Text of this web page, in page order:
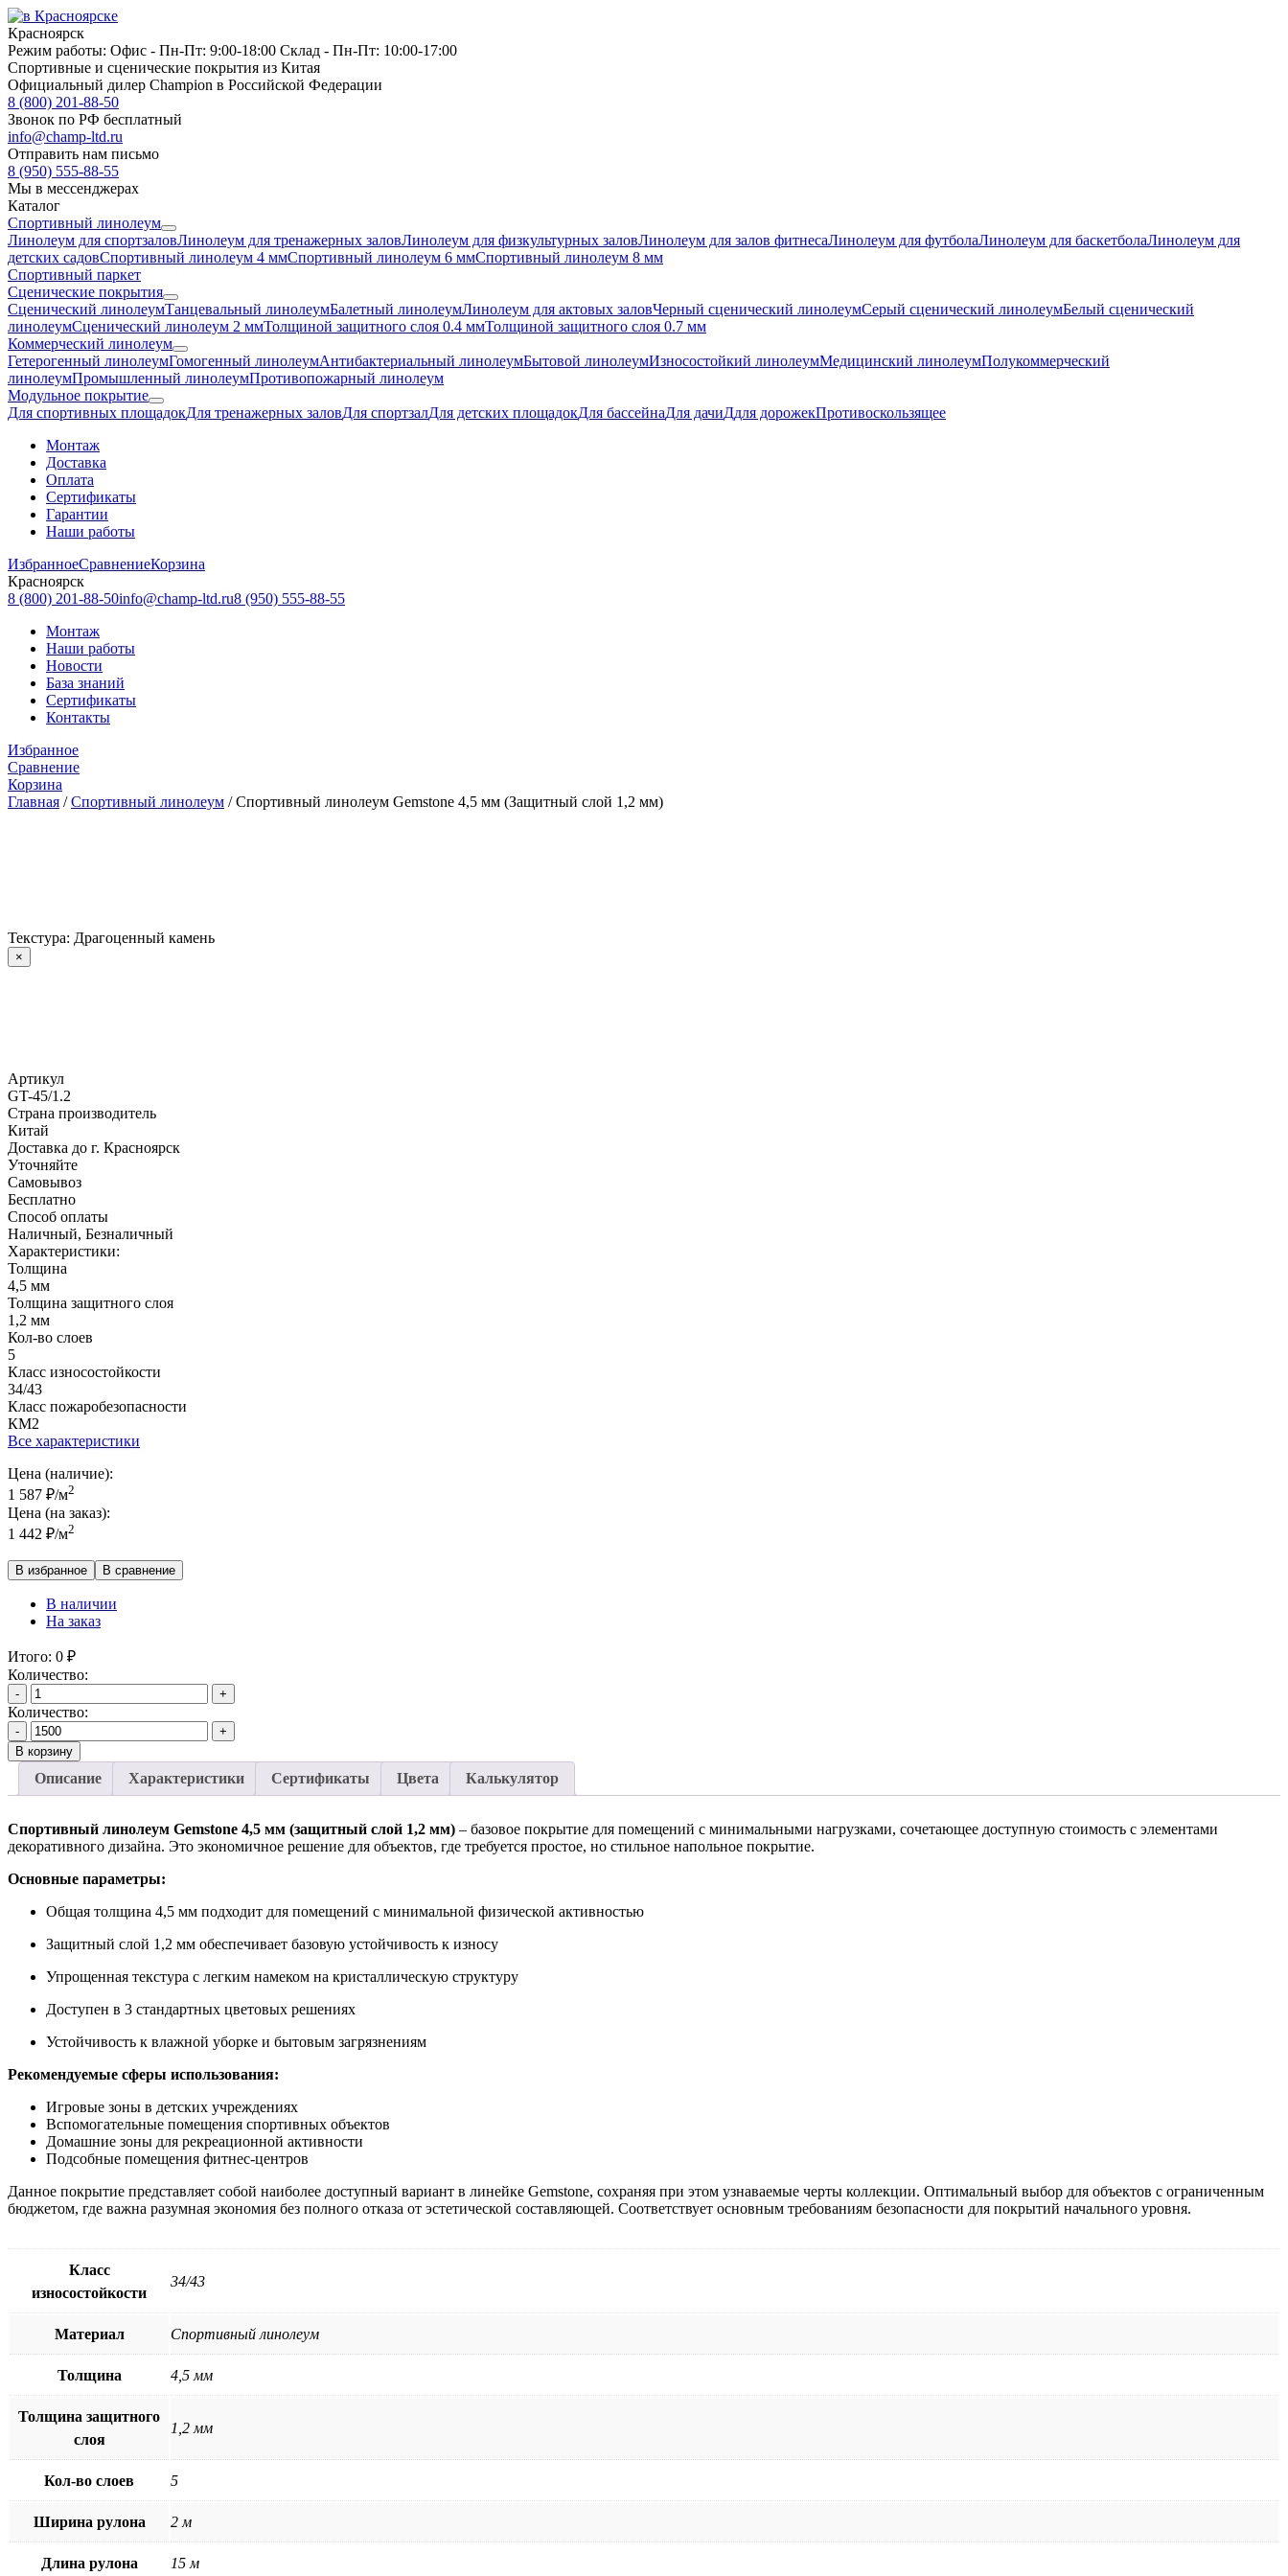
Красноярск
Режим работы: Офис - Пн-Пт: 9:00-18:00 Склад - Пн-Пт: 10:00-17:00
Спортивные и сценические покрытия из Китая
Официальный дилер Champion в Российской Федерации
8 (800) 201-88-50
Звонок по РФ бесплатный
info@champ-ltd.ru
Отправить нам письмо
8 (950) 555-88-55
Мы в мессенджерах
Каталог
Спортивный линолеум
Линолеум для спортзаловЛинолеум для тренажерных заловЛинолеум для физкультурных заловЛинолеум для залов фитнесаЛинолеум для футболаЛинолеум для баскетболаЛинолеум для
детских садовСпортивный линолеум 4 ммСпортивный линолеум 6 ммСпортивный линолеум 8 мм
Спортивный паркет
Сценические покрытия
Сценический линолеумТанцевальный линолеумБалетный линолеумЛинолеум для актовых заловЧерный сценический линолеумСерый сценический линолеумБелый сценический
линолеумСценический линолеум 2 ммТолщиной защитного слоя 0.4 ммТолщиной защитного слоя 0.7 мм
Коммерческий линолеум
Гетерогенный линолеумГомогенный линолеумАнтибактериальный линолеумБытовой линолеумИзносостойкий линолеумМедицинский линолеумПолукоммерческий
линолеумПромышленный линолеумПротивопожарный линолеум
Модульное покрытие
Для спортивных площадокДля тренажерных заловДля спортзалДля детских площадокДля бассейнаДля дачиДдля дорожекПротивоскользящее
Монтаж
Доставка
Оплата
Сертификаты
Гарантии
Наши работы
ИзбранноеСравнениеКорзина
Красноярск
8 (800) 201-88-50info@champ-ltd.ru8 (950) 555-88-55
Монтаж
Наши работы
Новости
База знаний
Сертификаты
Контакты
Избранное
Сравнение
Корзина
Главная /Спортивный линолеум /Спортивный линолеум Gemstone 4,5 мм (Защитный слой 1,2 мм)
Текстура: Драгоценный камень
×
Артикул
GT-45/1.2
Страна производитель
Китай
Доставка до г. Красноярск
Уточняйте
Самовывоз
Бесплатно
Способ оплаты
Наличный, Безналичный
Характеристики:
Толщина
4,5 мм
Толщина защитного слоя
1,2 мм
Кол-во слоев
5
Класс износостойкости
34/43
Класс пожаробезопасности
КМ2
Все характеристики
Цена (наличие):
1 587 ₽/м2
Цена (на заказ):
1 442 ₽/м2
В избранное В сравнение
В наличии
На заказ
Итого: 0 ₽
Количество:
- +
Количество:
-
+
В корзину
Описание Характеристики Сертификаты Цвета Калькулятор
Спортивный линолеум Gemstone 4,5 мм (защитный слой 1,2 мм) – базовое покрытие для помещений с минимальными нагрузками, сочетающее доступную стоимость с элементами
декоративного дизайна. Это экономичное решение для объектов, где требуется простое, но стильное напольное покрытие.
Основные параметры:
Общая толщина 4,5 мм подходит для помещений с минимальной физической активностью
Защитный слой 1,2 мм обеспечивает базовую устойчивость к износу
Упрощенная текстура с легким намеком на кристаллическую структуру
Доступен в 3 стандартных цветовых решениях
Устойчивость к влажной уборке и бытовым загрязнениям
Рекомендуемые сферы использования:
Игровые зоны в детских учреждениях
Вспомогательные помещения спортивных объектов
Домашние зоны для рекреационной активности
Подсобные помещения фитнес-центров
Данное покрытие представляет собой наиболее доступный вариант в линейке Gemstone, сохраняя при этом узнаваемые черты коллекции. Оптимальный выбор для объектов с ограниченным
бюджетом, где важна разумная экономия без полного отказа от эстетической составляющей. Соответствует основным требованиям безопасности для покрытий начального уровня.
Класс
износостойкости
34/43
Материал Спортивный линолеум
Толщина 4,5 мм
Толщина защитного
слоя
1,2 мм
Кол-во слоев 5
Ширина рулона 2 м
Длина рулона 15 м